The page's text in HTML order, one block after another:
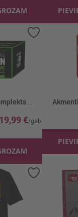
19,99 €
Pievienot